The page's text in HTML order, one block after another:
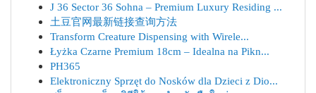
J 36 Sector 36 Sohna – Premium Luxury Residing ...
土豆官网最新链接查询方法
Transform Creature Dispensing with Wirele...
Łyżka Czarne Premium 18cm – Idealna na Pikn...
PH365
Elektroniczny Sprzęt do Nosków dla Dzieci z Dio...